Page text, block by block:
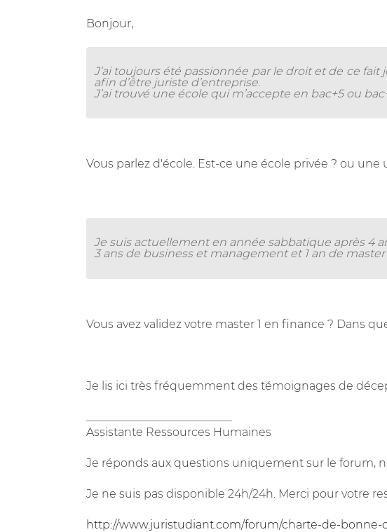
Bonjour,
J’ai toujours été passionnée par le droit et de ce fait
afin d’être juriste d’entreprise.
J’ai trouvé une école qui m’accepte en bac+5 ou
Vous parlez d'école. Est-ce une école privée ? ou une
Je suis actuellement en année sabbatique après 4
3 ans de business et management et 1 an de master
Vous avez validez votre master 1 en finance ? Dans
Je lis ici très fréquemment des témoignages de
Assistante Ressources Humaines
Je réponds aux questions uniquement sur le forum,
Je ne suis pas disponible 24h/24h. Merci pour votre
http://www.juristudiant.com/forum/charte-de-bonne-